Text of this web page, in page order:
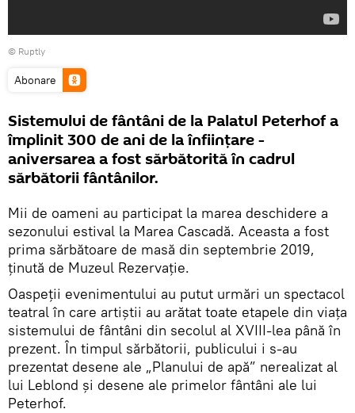
© Ruptly
Abonare
Sistemului de fântâni de la Palatul Peterhof a
împlinit 300 de ani de la înființare -
aniversarea a fost sărbătorită în cadrul
sărbătorii fântânilor.
Mii de oameni au participat la marea deschidere a
sezonului estival la Marea Cascadă. Aceasta a fost
prima sărbătoare de masă din septembrie 2019,
ținută de Muzeul Rezervație.
Oaspeții evenimentului au putut urmări un spectacol
teatral în care artiștii au arătat toate etapele din viața
sistemului de fântâni din secolul al XVIII-lea până în
prezent. În timpul sărbătorii, publicului i s-au
prezentat desene ale „Planului de apă” nerealizat al
lui Leblond și desene ale primelor fântâni ale lui
Peterhof.